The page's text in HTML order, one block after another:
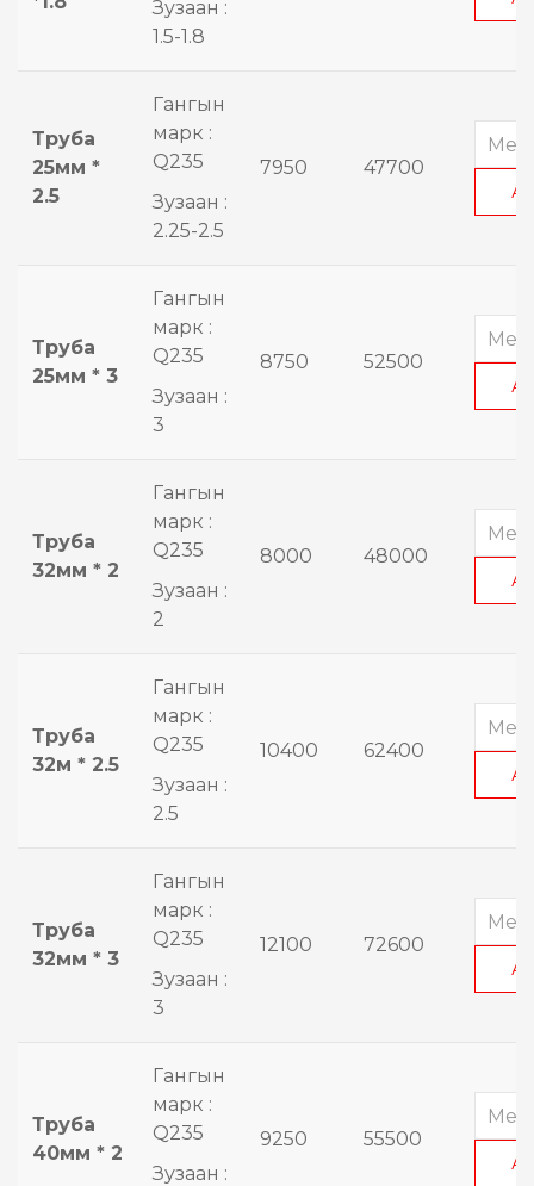
Зузаан :
1.5-1.8
Труба
25мм *
2.5
Гангын
марк :
Q235
Зузаан :
2.25-2.5
7950 47700
Труба
25мм * 3
Гангын
марк :
Q235
Зузаан :
3
8750 52500
Труба
32мм * 2
Гангын
марк :
Q235
Зузаан :
2
8000 48000
Труба
32м * 2.5
Гангын
марк :
Q235
Зузаан :
2.5
10400 62400
Труба
32мм * 3
Гангын
марк :
Q235
Зузаан :
3
12100 72600
Труба
40мм * 2
Гангын
марк :
Q235
Зузаан :
9250 55500